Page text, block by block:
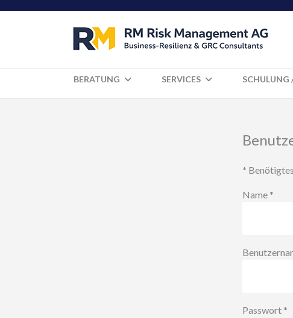
BERATUNG SERVICES SCHULUNG
*
Name *
Passwort *